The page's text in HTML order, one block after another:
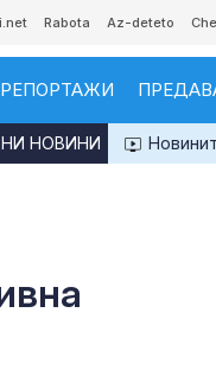
Rabota Az-deteto
РЕПОРТАЖИ
НОВИНИ